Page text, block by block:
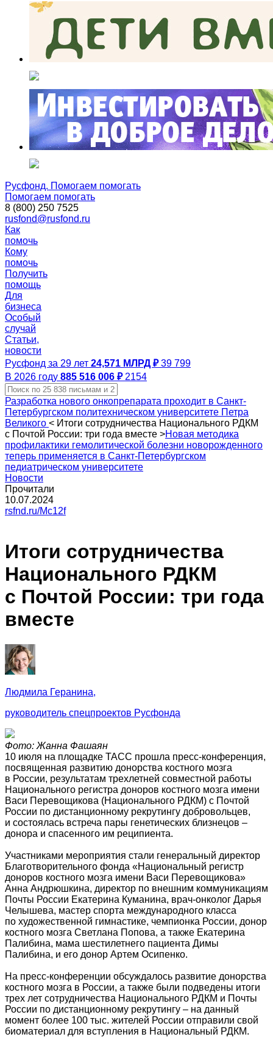
Русфонд. Помогаем помогать
Помогаем помогать
8 (800) 250 7525
rusfond@rusfond.ru
Как
помочь
Кому
помочь
Получить
помощь
Для
бизнеса
Особый
случай
Статьи,
новости
Русфонд за 29 лет 24,571 МЛРД ₽ 39 799
В 2026 году 885 516 006 ₽ 2154
Разработка нового онкопрепарата проходит в Санкт-
Петербургском политехническом университете Петра
Великого < Итоги сотрудничества Национального РДКМ
с Почтой России: три года вместе >Новая методика
профилактики гемолитической болезни новорожденного
теперь применяется в Санкт-Петербургском
педиатрическом университете
Новости
Прочитали
10.07.2024
rsfnd.ru/Mc12f
Итоги сотрудничества
Национального РДКМ
с Почтой России: три года
вместе
Людмила Геранина,
руководитель спецпроектов Русфонда
Фото: Жанна Фашаян
10 июля на площадке ТАСС прошла пресс-конференция,
посвященная развитию донорства костного мозга
в России, результатам трехлетней совместной работы
Национального регистра доноров костного мозга имени
Васи Перевощикова (Национального РДКМ) с Почтой
России по дистанционному рекрутингу добровольцев,
и состоялась встреча пары генетических близнецов –
донора и спасенного им реципиента.
Участниками мероприятия стали генеральный директор
Благотворительного фонда «Национальный регистр
доноров костного мозга имени Васи Перевощикова»
Анна Андрюшкина, директор по внешним коммуникациям
Почты России Екатерина Куманина, врач-онколог Дарья
Челышева, мастер спорта международного класса
по художественной гимнастике, чемпионка России, донор
костного мозга Светлана Попова, а также Екатерина
Палибина, мама шестилетнего пациента Димы
Палибина, и его донор Артем Осипенко.
На пресс-конференции обсуждалось развитие донорства
костного мозга в России, а также были подведены итоги
трех лет сотрудничества Национального РДКМ и Почты
России по дистанционному рекрутингу – на данный
момент более 100 тыс. жителей России отправили свой
биоматериал для вступления в Национальный РДКМ.